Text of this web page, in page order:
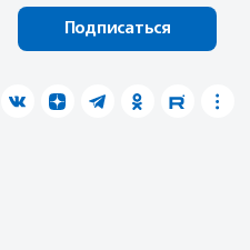
Подписаться